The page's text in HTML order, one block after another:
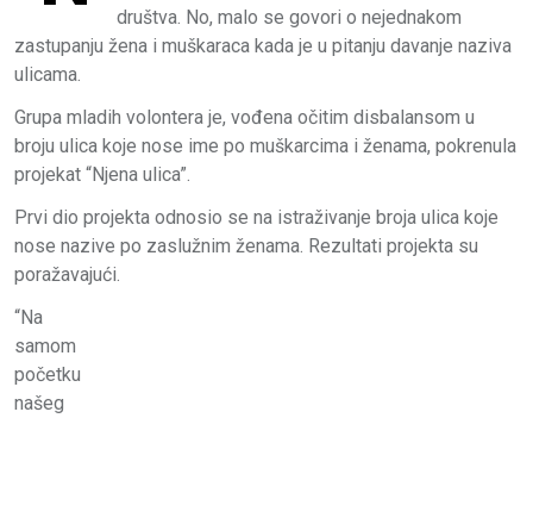
društva. No, malo se govori o nejednakom
zastupanju žena i muškaraca kada je u pitanju davanje naziva
ulicama.
Grupa mladih volontera je, vođena očitim disbalansom u
broju ulica koje nose ime po muškarcima i ženama, pokrenula
projekat “Njena ulica”.
Prvi dio projekta odnosio se na istraživanje broja ulica koje
nose nazive po zaslužnim ženama. Rezultati projekta su
poražavajući.
“Na
samom
početku
našeg